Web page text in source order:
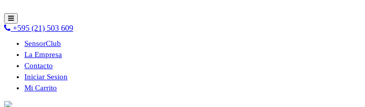
+595 (21) 503 609
SensorClub
La Empresa
Contacto
Iniciar Sesion
Mi Carrito